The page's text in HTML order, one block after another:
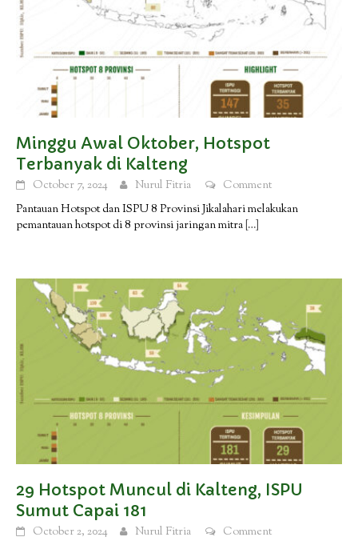
Minggu Awal Oktober, Hotspot
Terbanyak di Kalteng
October 7, 2024 Nurul Fitria
Comment
Pantauan Hotspot dan ISPU 8 Provinsi Jikalahari melakukan
pemantauan hotspot di 8 provinsi jaringan mitra […]
29 Hotspot Muncul di Kalteng, ISPU
Sumut Capai 181
October 2, 2024 Nurul Fitria
Comment